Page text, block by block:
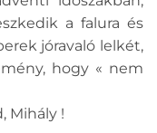
a falura és
jóravaló lelkét,
hogy « nem
Mihály !